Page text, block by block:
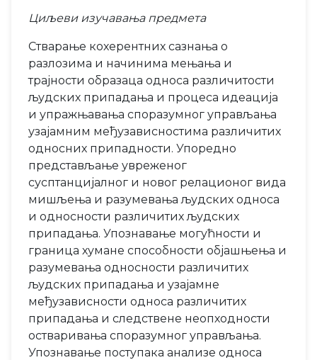
Циљеви изучавања предмета
Стварање кохерентних сазнања о
разлозима и начинима мењања и
трајности образаца односа различитости
људских припадања и процеса идеација
и упражњавања споразумног управљања
узајамним међузависностима различитих
односних припадности. Упоредно
представљање увреженог
сусптанцијалног и новог релационог вида
мишљења и разумевања људских односа
и односности различитих људских
припадања. Упознавање могућности и
граница хумане способности објашњења и
разумевања односности различитих
људских припадања и узајамне
међузависности односа различитих
припадања и следствене неопходности
остваривања споразумног управљања.
Упознавање поступака анализе односа